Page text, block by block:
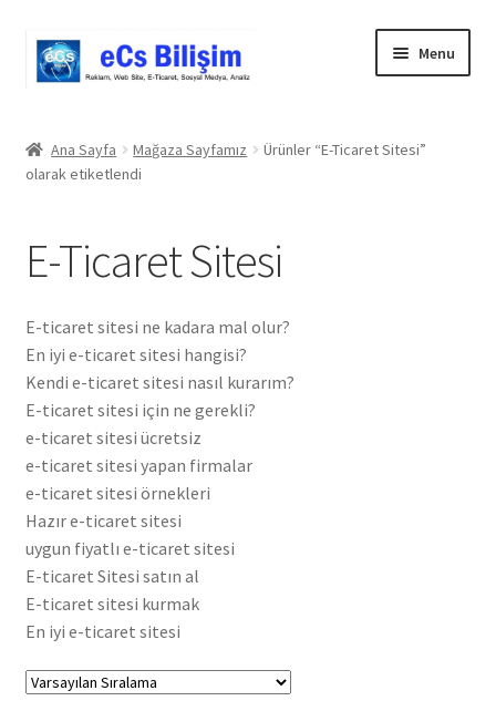
Skip
to
Skip
to
Menu
Blog
Comparison
Geri Ödeme Politikası
Gizlilik Politikası
Hakkımızda
Hesabım
Hizmetlerimiz
Ana Sayfa Mağaza Sayfamız
Ürünler “E-Ticaret Sitesi”
olarak etiketlendi
E-Ticaret Sitesi
E-ticaret sitesi ne kadara mal olur?
En iyi e-ticaret sitesi hangisi?
Kendi e-ticaret sitesi nasıl kurarım?
E-ticaret sitesi için ne gerekli?
e-ticaret sitesi ücretsiz
e-ticaret sitesi yapan firmalar
e-ticaret sitesi örnekleri
Hazır e-ticaret sitesi
uygun fiyatlı e-ticaret sitesi
E-ticaret Sitesi satın al
E-ticaret sitesi kurmak
En iyi e-ticaret sitesi